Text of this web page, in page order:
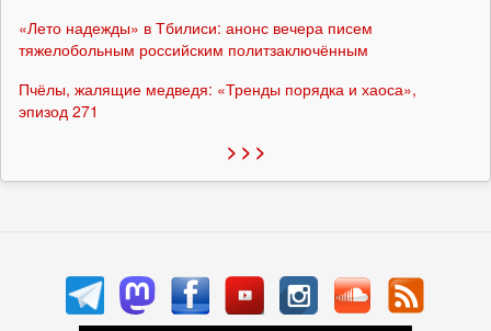
«Лето надежды» в Тбилиси: анонс вечера писем
тяжелобольным российским политзаключённым
Пчёлы, жалящие медведя: «Тренды порядка и хаоса»,
эпизод 271
> > >